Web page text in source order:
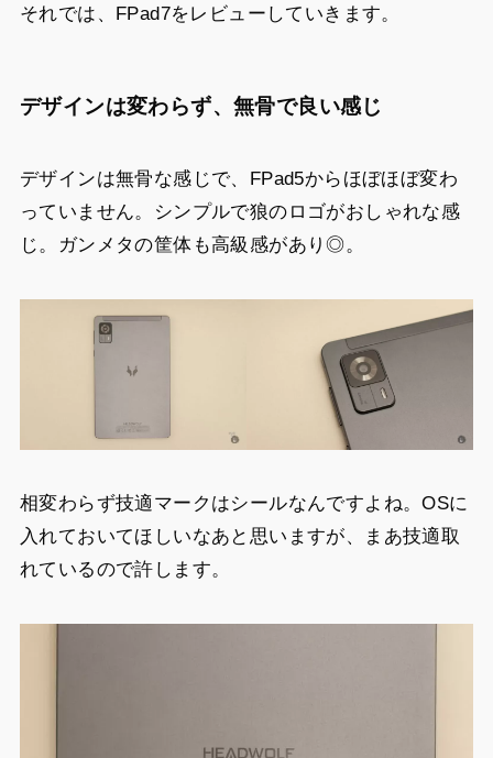
それでは、FPad7をレビューしていきます。
デザインは変わらず、無骨で良い感じ
デザインは無骨な感じで、FPad5からほぼほぼ変わ
っていません。シンプルで狼のロゴがおしゃれな感
じ。ガンメタの筐体も高級感があり◎。
相変わらず技適マークはシールなんですよね。OSに
入れておいてほしいなあと思いますが、まあ技適取
れているので許します。